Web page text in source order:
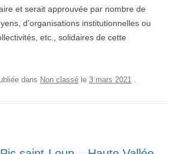
et serait approuvée par nombre de
d’organisations institutionnelles ou
etc., solidaires de cette
dans Non classé le 3 mars 2021 .